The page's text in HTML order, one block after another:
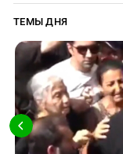
ТЕМЫ ДНЯ